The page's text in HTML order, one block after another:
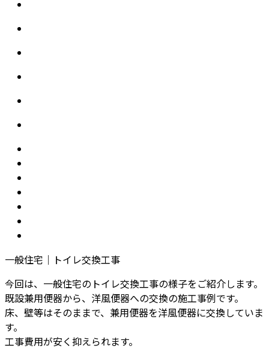
一般住宅｜トイレ交換工事
今回は、一般住宅のトイレ交換工事の様子をご紹介します。
既設兼用便器から、洋風便器への交換の施工事例です。
床、壁等はそのままで、兼用便器を洋風便器に交換していま
す。
工事費用が安く抑えられます。